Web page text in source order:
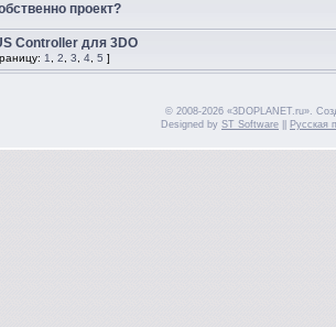
проект?
Controller для 3DO
1 2 3 4 5 ]
© 2008-2026 «3DOPLANET.ru».
Designed by ST Software Русская